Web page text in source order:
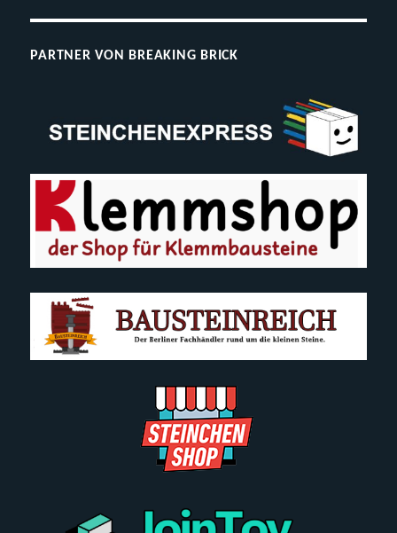
Community
PARTNER VON BREAKING BRICK